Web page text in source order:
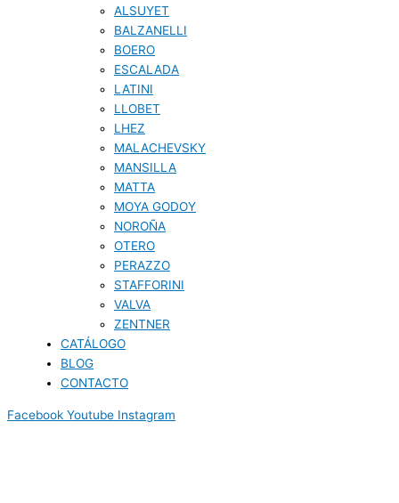
ALSUYET
BALZANELLI
BOERO
ESCALADA
LATINI
LLOBET
LHEZ
MALACHEVSKY
MANSILLA
MATTA
MOYA GODOY
NOROÑA
OTERO
PERAZZO
STAFFORINI
VALVA
ZENTNER
CATÁLOGO
BLOG
CONTACTO
Facebook Youtube Instagram